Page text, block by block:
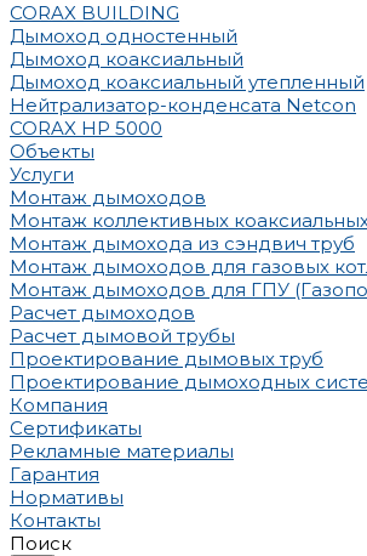
CORAX BUILDING
Дымоход одностенный
Дымоход коаксиальный
Дымоход коаксиальный утепленный
Нейтрализатор-конденсата Netcon
CORAX HP 5000
Объекты
Услуги
Монтаж дымоходов
Монтаж коллективных
Монтаж дымохода из сэндвич труб
Монтаж дымоходов для газовых
Монтаж дымоходов для ГПУ
Расчет дымоходов
Расчет дымовой трубы
Проектирование дымовых труб
Проектирование дымоходных
Компания
Сертификаты
Рекламные материалы
Гарантия
Нормативы
Контакты
Поиск